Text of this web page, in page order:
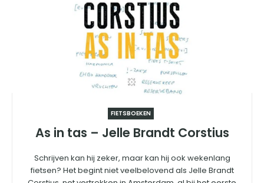
FIETSBOEKEN
As in tas – Jelle Brandt Corstius
Schrijven kan hij zeker, maar kan hij ook wekenlang
fietsen? Het begint niet veelbelovend als Jelle Brandt